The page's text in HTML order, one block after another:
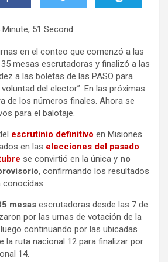
Minute, 51 Second
en el conteo que comenzó a las
mesas escrutadoras y finalizó a las
a las boletas de las PASO para
del elector”. En las próximas
de los números finales. Ahora se
para el balotaje.
escrutinio definitivo en Misiones
en las elecciones del pasado
se convirtió en la única y no
, confirmando los resultados
conocidas.
mesas escrutadoras desde las 7 de
por las urnas de votación de la
continuando por las ubicadas
la ruta nacional 12 para finalizar por
14.